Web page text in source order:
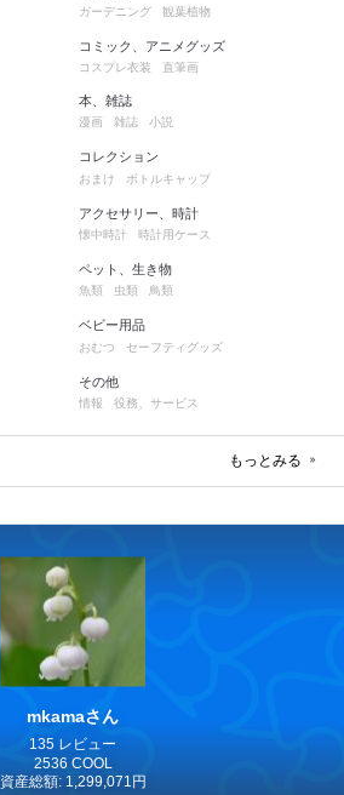
ガーデニング 観葉植物
コミック、アニメグッズ
コスプレ衣装 直筆画
本、雑誌
漫画 雑誌 小説
コレクション
おまけ ボトルキャップ
アクセサリー、時計
懐中時計 時計用ケース
ペット、生き物
魚類 虫類 鳥類
ベビー用品
おむつ セーフティグッズ
その他
情報 役務、サービス
もっとみる
mkamaさん
135 レビュー
2536 COOL
資産総額: 1,299,071円